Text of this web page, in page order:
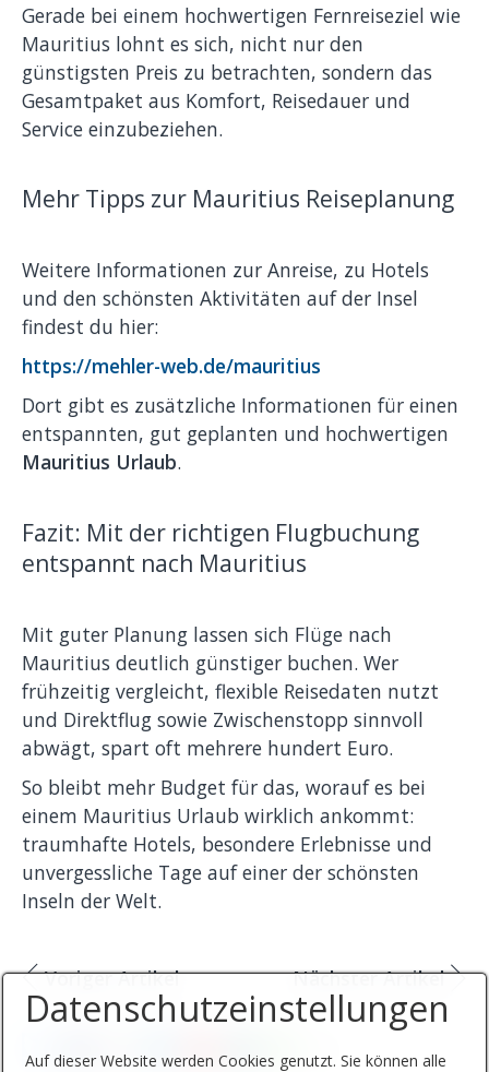
Gerade bei einem hochwertigen Fernreiseziel wie
Mauritius lohnt es sich, nicht nur den
günstigsten Preis zu betrachten, sondern das
Gesamtpaket aus Komfort, Reisedauer und
Service einzubeziehen.
Mehr Tipps zur Mauritius Reiseplanung
Weitere Informationen zur Anreise, zu Hotels
und den schönsten Aktivitäten auf der Insel
findest du hier:
https://mehler-web.de/mauritius
Dort gibt es zusätzliche Informationen für einen
entspannten, gut geplanten und hochwertigen
Mauritius Urlaub.
Fazit: Mit der richtigen Flugbuchung
entspannt nach Mauritius
Mit guter Planung lassen sich Flüge nach
Mauritius deutlich günstiger buchen. Wer
frühzeitig vergleicht, flexible Reisedaten nutzt
und Direktflug sowie Zwischenstopp sinnvoll
abwägt, spart oft mehrere hundert Euro.
So bleibt mehr Budget für das, worauf es bei
einem Mauritius Urlaub wirklich ankommt:
traumhafte Hotels, besondere Erlebnisse und
unvergessliche Tage auf einer der schönsten
Inseln der Welt.
Voriger Artikel Nächster Artikel
Datenschutzeinstellungen
Auf dieser Website werden Cookies genutzt. Sie können alle